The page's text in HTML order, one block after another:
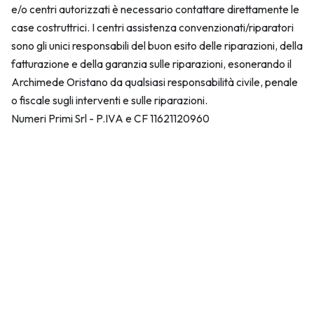
e/o centri autorizzati è necessario contattare direttamente le
case costruttrici. I centri assistenza convenzionati/riparatori
sono gli unici responsabili del buon esito delle riparazioni, della
fatturazione e della garanzia sulle riparazioni, esonerando il
Archimede Oristano da qualsiasi responsabilità civile, penale
o fiscale sugli interventi e sulle riparazioni.
Numeri Primi Srl - P.IVA e CF 11621120960